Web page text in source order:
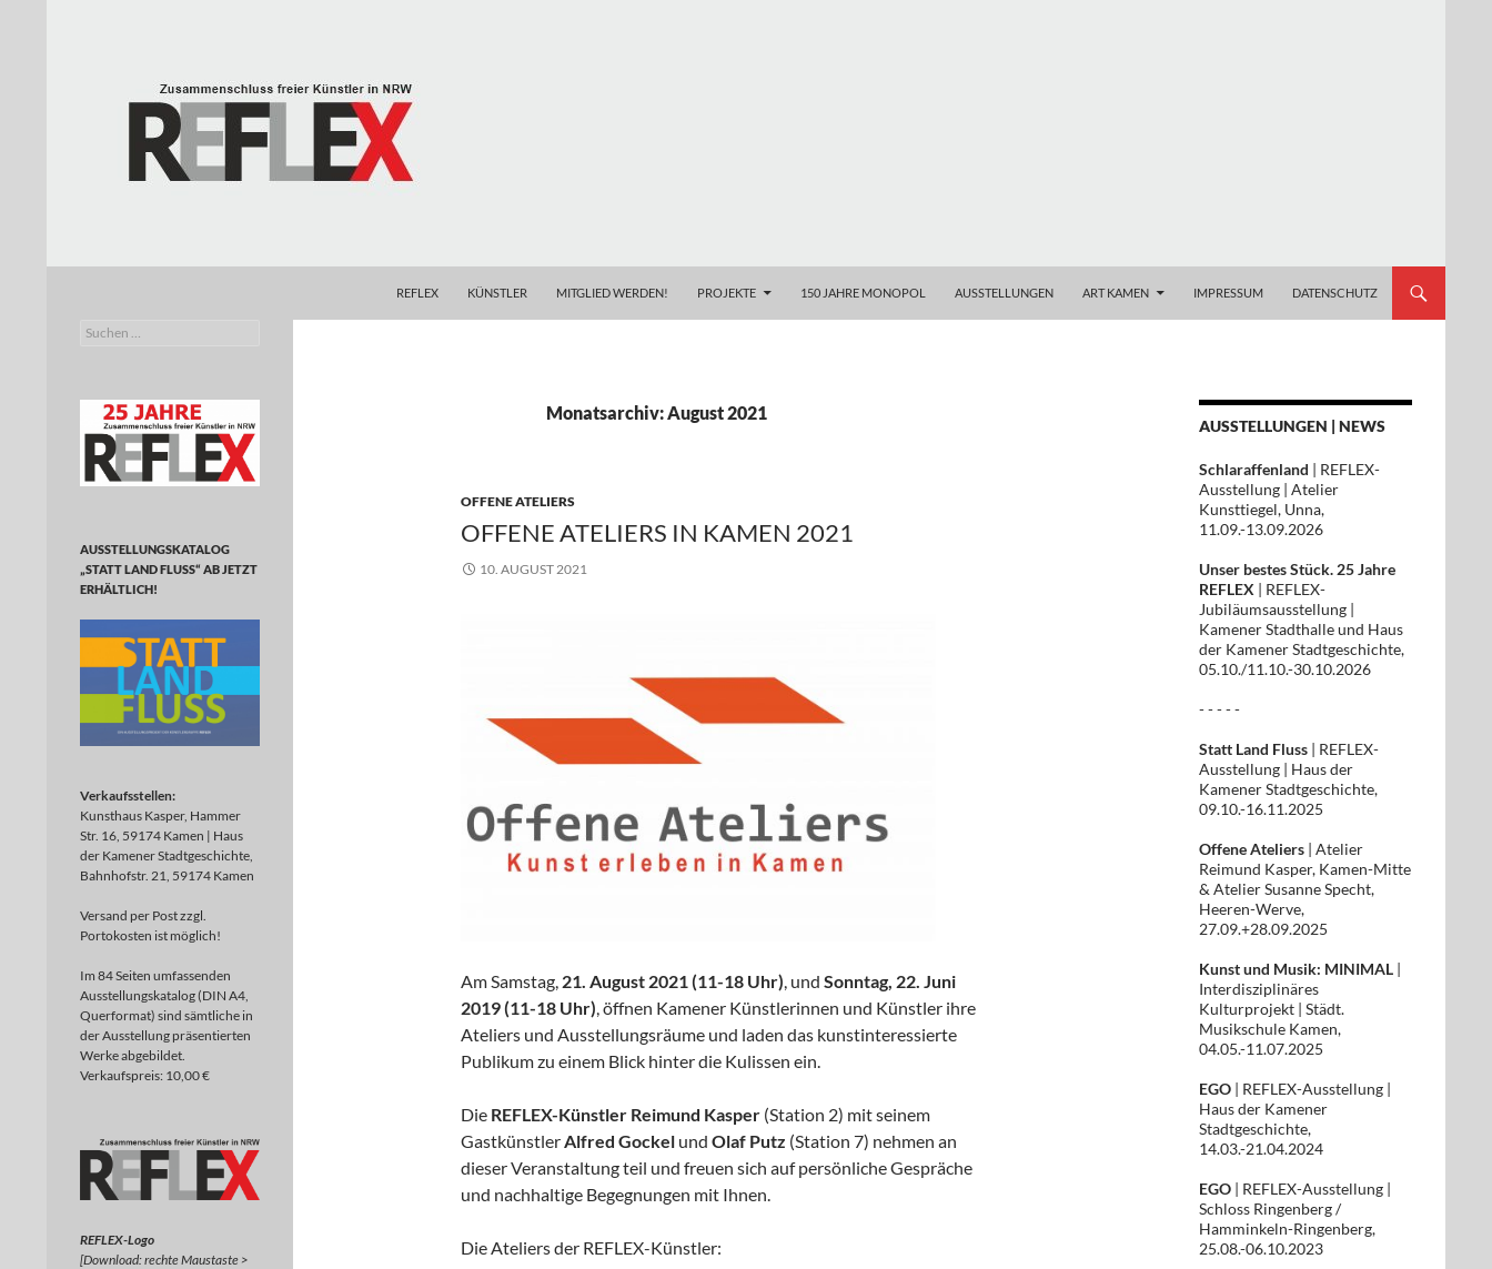
REFLEX KÜNSTLER MITGLIED WERDEN! PROJEKTE 150 JAHRE MONOPOL AUSSTELLUNGEN ART KAMEN IMPRESSUM DATENSCHUTZ
Monatsarchiv: August 2021
OFFENE ATELIERS
OFFENE ATELIERS IN KAMEN 2021
10. AUGUST 2021
Am Samstag, 21. August 2021 (11-18 Uhr), und Sonntag, 22. Juni
2019 (11-18 Uhr), öffnen Kamener Künstlerinnen und Künstler ihre
Ateliers und Ausstellungsräume und laden das kunstinteressierte
Publikum zu einem Blick hinter die Kulissen ein.
Die REFLEX-Künstler Reimund Kasper (Station 2) mit seinem
GastkünstlerAlfred Gockel und Olaf Putz (Station 7) nehmen an
dieser Veranstaltung teil und freuen sich auf persönliche Gespräche
und nachhaltige Begegnungen mit Ihnen.
Die Ateliers der REFLEX-Künstler:
AUSSTELLUNGEN | NEWS
Schlaraffenland | REFLEX-
Ausstellung | Atelier
Kunsttiegel, Unna,
11.09.-13.09.2026
Unser bestes Stück. 25 Jahre
REFLEX | REFLEX-
Jubiläumsausstellung |
Kamener Stadthalle und Haus
der Kamener Stadtgeschichte,
05.10./11.10.-30.10.2026
- - - - -
Statt Land Fluss | REFLEX-
Ausstellung | Haus der
Kamener Stadtgeschichte,
09.10.-16.11.2025
Offene Ateliers | Atelier
Reimund Kasper, Kamen-Mitte
& Atelier Susanne Specht,
Heeren-Werve,
27.09.+28.09.2025
Kunst und Musik: MINIMAL |
Interdisziplinäres
Kulturprojekt | Städt.
Musikschule Kamen,
04.05.-11.07.2025
EGO | REFLEX-Ausstellung |
Haus der Kamener
Stadtgeschichte,
14.03.-21.04.2024
EGO | REFLEX-Ausstellung |
Schloss Ringenberg /
Hamminkeln-Ringenberg,
25.08.-06.10.2023
Zusammenschluss freier Künstler in
Suchen
AUSSTELLUNGSKATALOG
„STATT LAND FLUSS“ AB JETZT
ERHÄLTLICH!
Verkaufsstellen:
Kunsthaus Kasper, Hammer
Str. 16, 59174 Kamen | Haus
der Kamener Stadtgeschichte,
Bahnhofstr. 21, 59174 Kamen
Versand per Post zzgl.
Portokosten ist möglich!
Im 84 Seiten umfassenden
Ausstellungskatalog (DIN A4,
Querformat) sind sämtliche in
der Ausstellung präsentierten
Werke abgebildet.
Verkaufspreis: 10,00 €
REFLEX-Logo
[Download: rechte Maustaste >